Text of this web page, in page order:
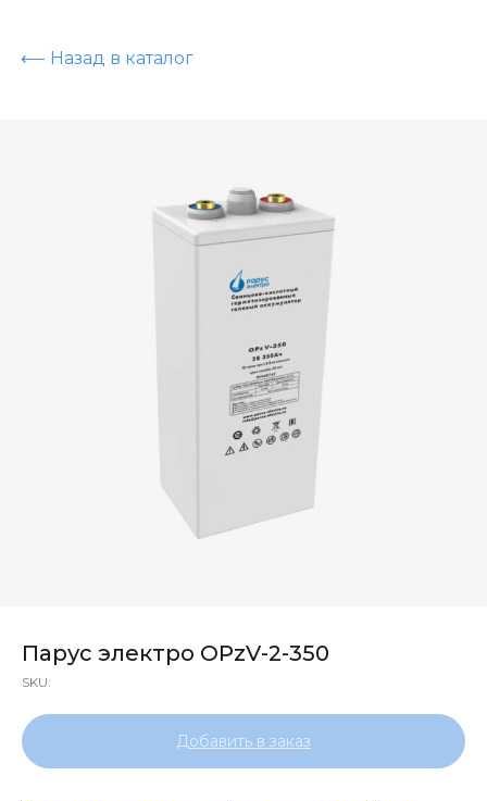
⟵ Назад в каталог
Парус электро OPzV-2-350
SKU:
Добавить в заказ